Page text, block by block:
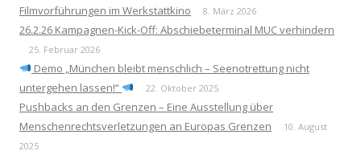
Filmvorführungen im Werkstattkino 8. März 2026
26.2.26 Kampagnen-Kick-Off: Abschiebeterminal MUC verhindern
25. Februar 2026
Demo „München bleibt menschlich – Seenotrettung nicht
untergehen lassen!“
22. Oktober 2025
Pushbacks an den Grenzen – Eine Ausstellung über
Menschenrechtsverletzungen an Europas Grenzen
10. August
2025